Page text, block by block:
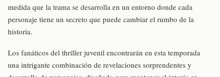
medida que la trama se desarrolla en un entorno donde cada
personaje tiene un secreto que puede cambiar el rumbo de la
historia.
Los fanáticos del thriller juvenil encontrarán en esta temporada
una intrigante combinación de revelaciones sorprendentes y